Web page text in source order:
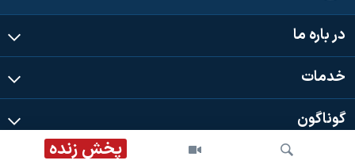
پخش زنده
در باره ما
خدمات
گوناگون